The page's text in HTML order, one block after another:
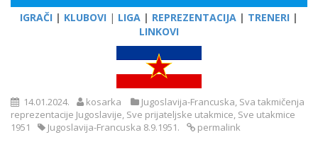
IGRAČI | KLUBOVI | LIGA | REPREZENTACIJA | TRENERI |
LINKOVI
14.01.2024. kosarka Jugoslavija-Francuska, Sva takmičenja
reprezentacije Jugoslavije, Sve prijateljske utakmice, Sve utakmice
1951
Jugoslavija-Francuska 8.9.1951. permalink